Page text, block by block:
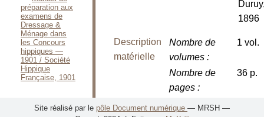
préparation aux
examens de
Dressage &
Ménage dans
les Concours
hippiques —
1901 / Société
Hippique
Française, 1901
1896
Description
matérielle
Nombre de
volumes:
1 vol.
Nombre de
pages:
36 p.
Reliure:
Site réalisé par le pôle Document numérique — MRSH —